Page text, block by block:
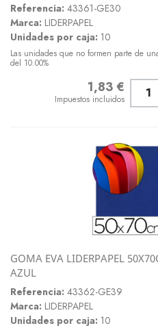
Referencia: 43361-GE30
Marca: LIDERPAPEL
Unidades por caja: 10
Las unidades que no formen parte de
del 10.00%
1,83 €
Impuestos incluidos
GOMA EVA LIDERPAPEL
AZUL
Referencia: 43362-GE39
Marca: LIDERPAPEL
Unidades por caja: 10